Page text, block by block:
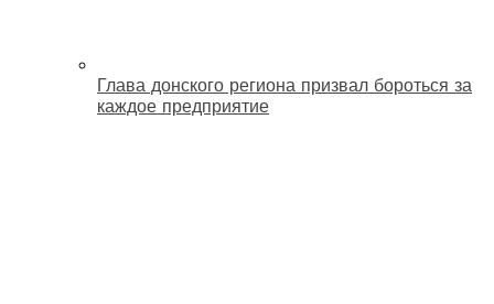
Глава донского региона призвал бороться за
каждое предприятие